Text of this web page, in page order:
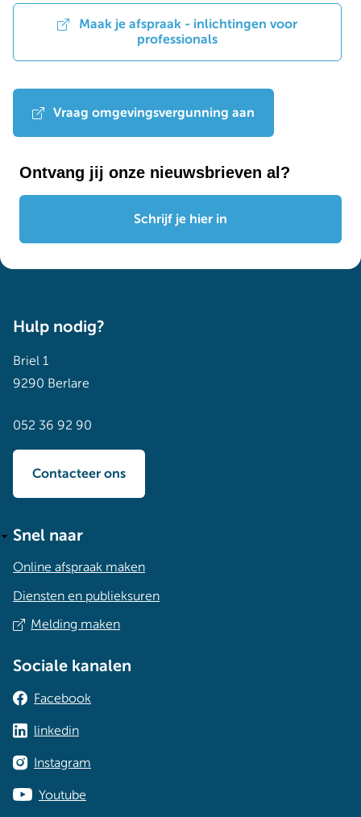
Maak je afspraak - inlichtingen voor
professionals
Vraag omgevingsvergunning aan
Ontvang jij onze nieuwsbrieven al?
Schrijf je hier in
Hulp nodig?
Briel 1
9290 Berlare
052 36 92 90
Contacteer ons
Snel naar
Online afspraak maken
Diensten en publieksuren
Melding maken
Sociale kanalen
Facebook
linkedin
Instagram
Youtube